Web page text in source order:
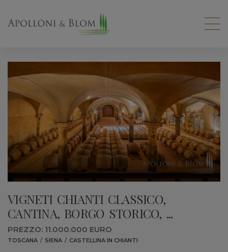
VIGNETI CHIANTI CLASSICO,
CANTINA, BORGO STORICO, ...
PREZZO: 11.000.000 EURO
TOSCANA SIENA CASTELLINA IN CHIANTI